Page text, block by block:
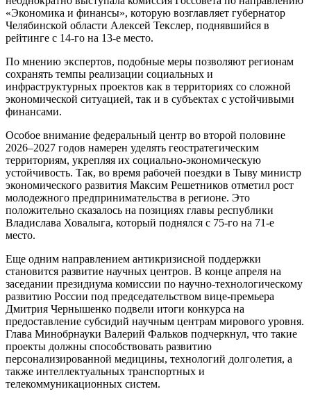
«Экономика и финансы», которую возглавляет губернатор
Челябинской области Алексей Текслер, поднявшийся в
рейтинге с 14-го на 13-е место.
По мнению экспертов, подобные меры позволяют регионам
сохранять темпы реализации социальных и
инфраструктурных проектов как в территориях со сложной
экономической ситуацией, так и в субъектах с устойчивыми
финансами.
Особое внимание федеральный центр во второй половине
2026–2027 годов намерен уделять геостратегическим
территориям, укрепляя их социально-экономическую
устойчивость. Так, во время рабочей поездки в Тыву министр
экономического развития Максим Решетников отметил рост
молодежного предпринимательства в регионе. Это
положительно сказалось на позициях главы республики
Владислава Ховалыга, который поднялся с 75-го на 71-е
место.
Еще одним направлением антикризисной поддержки
становится развитие научных центров. В конце апреля на
заседании президиума комиссии по научно-технологическому
развитию России под председательством вице-премьера
Дмитрия Чернышенко подвели итоги конкурса на
предоставление субсидий научным центрам мирового уровня.
Глава Минобрнауки Валерий Фальков подчеркнул, что такие
проекты должны способствовать развитию
персонализированной медицины, технологий долголетия, а
также интеллектуальных транспортных и
телекоммуникационных систем.